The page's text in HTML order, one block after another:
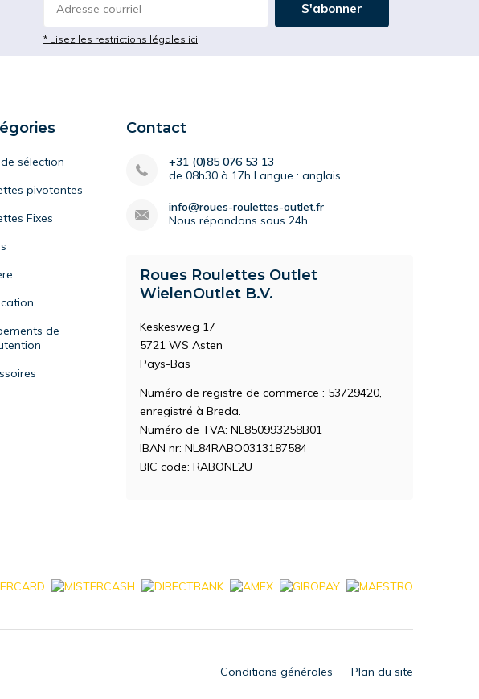
S'abonner
* Lisez les restrictions légales ici
sélection
pivotantes
Fixes
de
Contact
+31 (0)85 076 53 13
de 08h30 à 17h Langue : anglais
info@roues-roulettes-outlet.fr
Nous répondons sous 24h
Roues Roulettes Outlet
WielenOutlet B.V.
Keskesweg 17
5721 WS Asten
Pays-Bas
Numéro de registre de commerce : 53729420,
enregistré à Breda.
Numéro de TVA: NL850993258B01
IBAN nr: NL84RABO0313187584
BIC code: RABONL2U
Conditions générales Plan du site